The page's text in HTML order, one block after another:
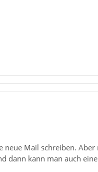
Mail schreiben.
dann kann man auch